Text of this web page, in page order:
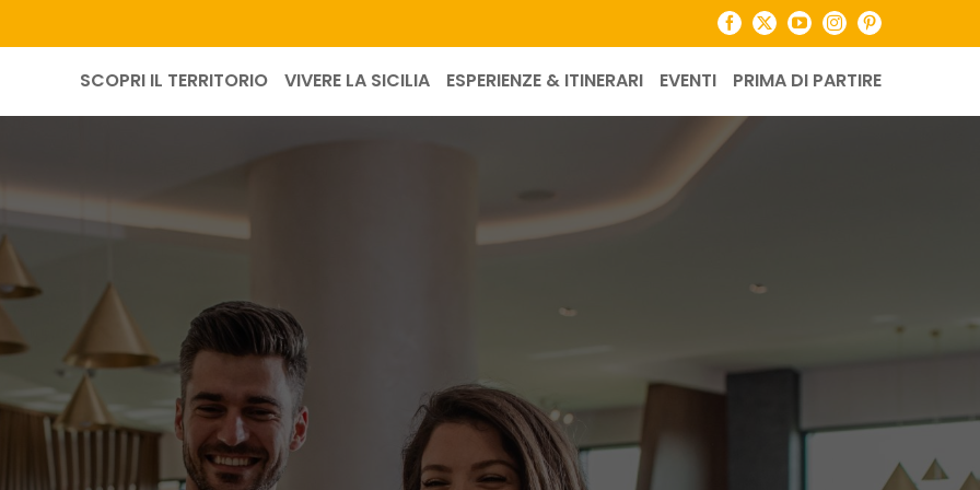
Facebook
X YouTubeInstagramPinterest
SCOPRI IL TERRITORIO VIVERE LA SICILIA ESPERIENZE & ITINERARI EVENTI PRIMA DI PARTIRE